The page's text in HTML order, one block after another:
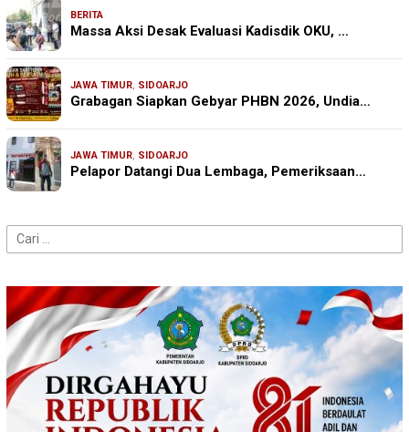
BERITA
Massa Aksi Desak Evaluasi Kadisdik OKU, …
JAWA TIMUR, SIDOARJO
Grabagan Siapkan Gebyar PHBN 2026, Undia…
JAWA TIMUR, SIDOARJO
Pelapor Datangi Dua Lembaga, Pemeriksaan…
Cari
untuk: